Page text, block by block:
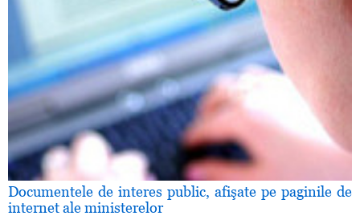
Documentele de interes public, afişate pe paginile de
internet ale ministerelor